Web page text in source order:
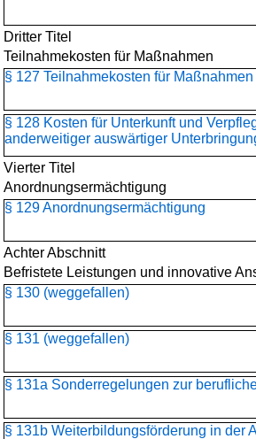
Dritter Titel
Teilnahmekosten für Maßnahmen
§ 127 Teilnahmekosten für Maßnahmen
§ 128 Kosten für Unterkunft und
anderweitiger auswärtiger
Vierter Titel
Anordnungsermächtigung
§ 129 Anordnungsermächtigung
Achter Abschnitt
Befristete Leistungen und innovative
§ 130 (weggefallen)
§ 131 (weggefallen)
§ 131a Sonderregelungen zur
§ 131b Weiterbildungsförderung in der